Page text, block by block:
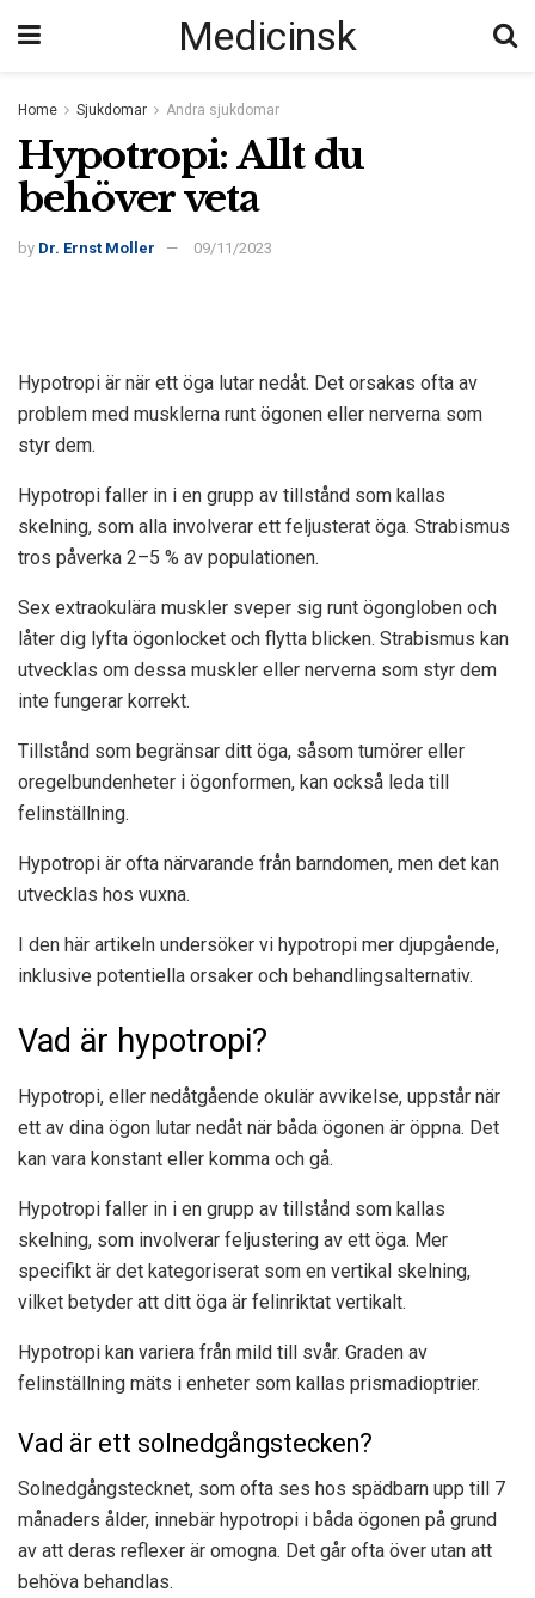
Medicinsk
Home Sjukdomar Andra sjukdomar
Hypotropi: Allt du
behöver veta
by Dr. Ernst Moller 09/11/2023
Hypotropi är när ett öga lutar nedåt. Det orsakas ofta av
problem med musklerna runt ögonen eller nerverna som
styr dem.
Hypotropi faller in i en grupp av tillstånd som kallas
skelning, som alla involverar ett feljusterat öga. Strabismus
tros påverka 2–5 % av populationen.
Sex extraokulära muskler sveper sig runt ögongloben och
låter dig lyfta ögonlocket och flytta blicken. Strabismus kan
utvecklas om dessa muskler eller nerverna som styr dem
inte fungerar korrekt.
Tillstånd som begränsar ditt öga, såsom tumörer eller
oregelbundenheter i ögonformen, kan också leda till
felinställning.
Hypotropi är ofta närvarande från barndomen, men det kan
utvecklas hos vuxna.
I den här artikeln undersöker vi hypotropi mer djupgående,
inklusive potentiella orsaker och behandlingsalternativ.
Vad är hypotropi?
Hypotropi, eller nedåtgående okulär avvikelse, uppstår när
ett av dina ögon lutar nedåt när båda ögonen är öppna. Det
kan vara konstant eller komma och gå.
Hypotropi faller in i en grupp av tillstånd som kallas
skelning, som involverar feljustering av ett öga. Mer
specifikt är det kategoriserat som en vertikal skelning,
vilket betyder att ditt öga är felinriktat vertikalt.
Hypotropi kan variera från mild till svår. Graden av
felinställning mäts i enheter som kallas prismadioptrier.
Vad är ett solnedgångstecken?
Solnedgångstecknet, som ofta ses hos spädbarn upp till 7
månaders ålder, innebär hypotropi i båda ögonen på grund
av att deras reflexer är omogna. Det går ofta över utan att
behöva behandlas.